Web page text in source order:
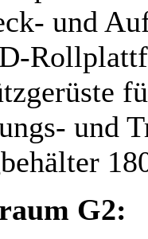
und
und
G2: